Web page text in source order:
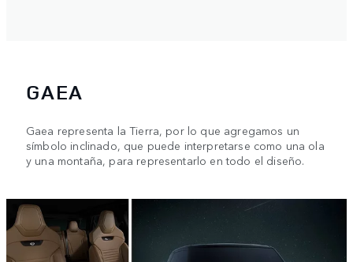
GAEA
Gaea representa la Tierra, por lo que agregamos un
símbolo inclinado, que puede interpretarse como una ola
y una montaña, para representarlo en todo el diseño.